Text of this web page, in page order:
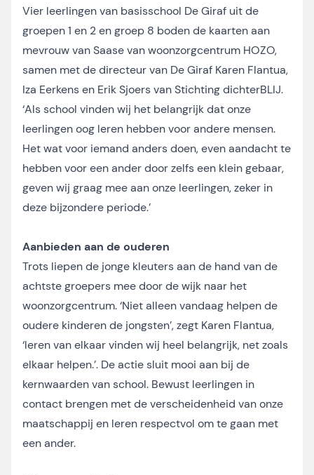
Vier leerlingen van basisschool De Giraf uit de
groepen 1 en 2 en groep 8 boden de kaarten aan
mevrouw van Saase van woonzorgcentrum HOZO,
samen met de directeur van De Giraf Karen Flantua,
Iza Eerkens en Erik Sjoers van Stichting dichterBLIJ.
‘Als school vinden wij het belangrijk dat onze
leerlingen oog leren hebben voor andere mensen.
Het wat voor iemand anders doen, even aandacht te
hebben voor een ander door zelfs een klein gebaar,
geven wij graag mee aan onze leerlingen, zeker in
deze bijzondere periode.’
Aanbieden aan de ouderen
Trots liepen de jonge kleuters aan de hand van de
achtste groepers mee door de wijk naar het
woonzorgcentrum. ‘Niet alleen vandaag helpen de
oudere kinderen de jongsten’, zegt Karen Flantua,
‘leren van elkaar vinden wij heel belangrijk, net zoals
elkaar helpen.’. De actie sluit mooi aan bij de
kernwaarden van school. Bewust leerlingen in
contact brengen met de verscheidenheid van onze
maatschappij en leren respectvol om te gaan met
een ander.